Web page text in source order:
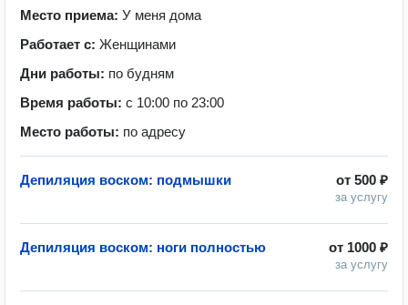
Место приема: У меня дома
Работает с: Женщинами
Дни работы: по будням
Время работы: с 10:00 по 23:00
Место работы: по адресу
от 500 ₽
за услугу
Депиляция воском: подмышки
от 1000 ₽
за услугу
Депиляция воском: ноги полностью